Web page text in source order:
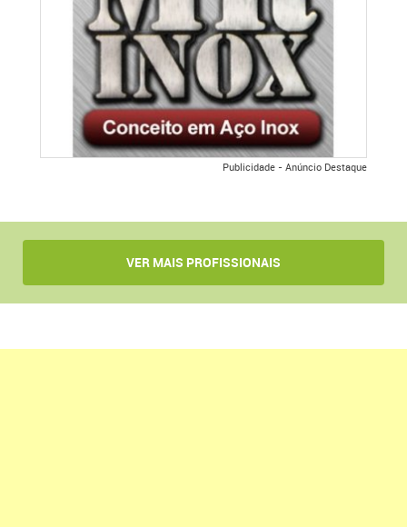
Publicidade - Anúncio Destaque
VER MAIS PROFISSIONAIS